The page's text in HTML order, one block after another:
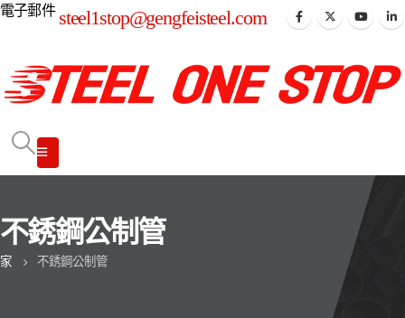
電子郵件 steel1stop@gengfeisteel.com
不銹鋼公制管
家 不銹鋼公制管